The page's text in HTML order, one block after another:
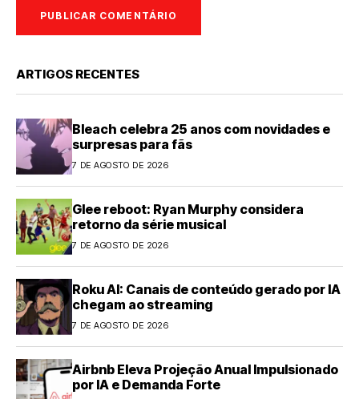
ARTIGOS RECENTES
Bleach celebra 25 anos com novidades e
surpresas para fãs
7 DE AGOSTO DE 2026
Glee reboot: Ryan Murphy considera
retorno da série musical
7 DE AGOSTO DE 2026
Roku AI: Canais de conteúdo gerado por IA
chegam ao streaming
7 DE AGOSTO DE 2026
Airbnb Eleva Projeção Anual Impulsionado
por IA e Demanda Forte